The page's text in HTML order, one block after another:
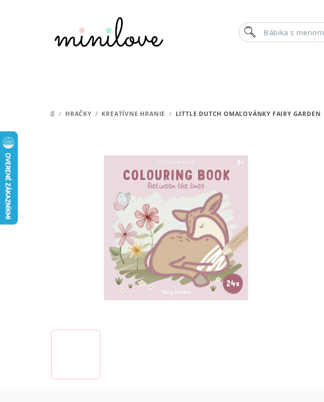
Bábika s menom
Hľadať
DOMOV
/ HRAČKY / KREATÍVNE HRANIE / LITTLE DUTCH OMAĽOVÁNKY FAIRY GARDEN